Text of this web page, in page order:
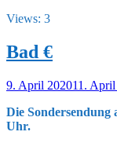
Views: 3
Bad €
9. April 202011.
Die Sondersendung
Uhr.